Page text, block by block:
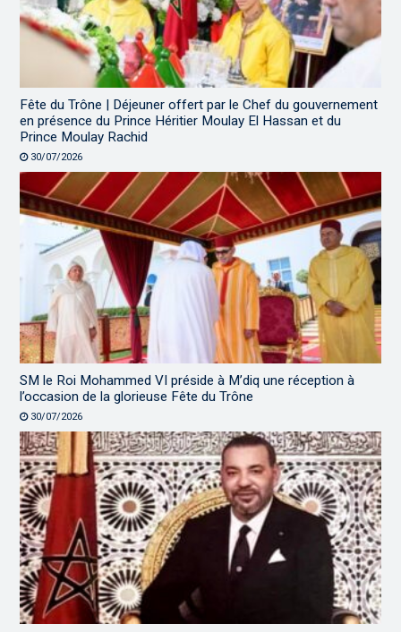
Fête du Trône | Déjeuner offert par le Chef du gouvernement
en présence du Prince Héritier Moulay El Hassan et du
Prince Moulay Rachid
30/07/2026
SM le Roi Mohammed VI préside à M’diq une réception à
l’occasion de la glorieuse Fête du Trône
30/07/2026